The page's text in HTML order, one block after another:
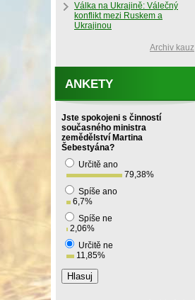
Válka na Ukrajině: Válečný
konflikt mezi Ruskem a
Ukrajinou
Archiv kauz
ANKETY
Jste spokojeni s činností
současného ministra
zemědělství Martina
Šebestyána?
Určitě ano
79,38%
Spíše ano
6,7%
Spíše ne
2,06%
Určitě ne
11,85%